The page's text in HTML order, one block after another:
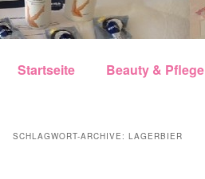
Zum Inhalt wechseln
Zum sekundären Inhalt wechseln
Startseite Beauty & Pflege
SCHLAGWORT-ARCHIVE: LAGERBIER